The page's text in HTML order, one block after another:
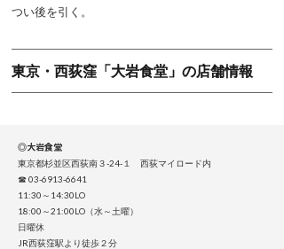
つい後を引く。
東京・西荻窪「大岩食堂」の店舗情報
◎大岩食堂
東京都杉並区西荻南３-24-１ 西荻マイロード内
☎ 03-6913-6641
11:30～14:30LO
18:00～21:00LO（水～土曜）
日曜休
JR西荻窪駅より徒歩２分